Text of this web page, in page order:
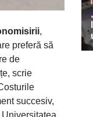
,
preferă să
de
scrie
succesiv,